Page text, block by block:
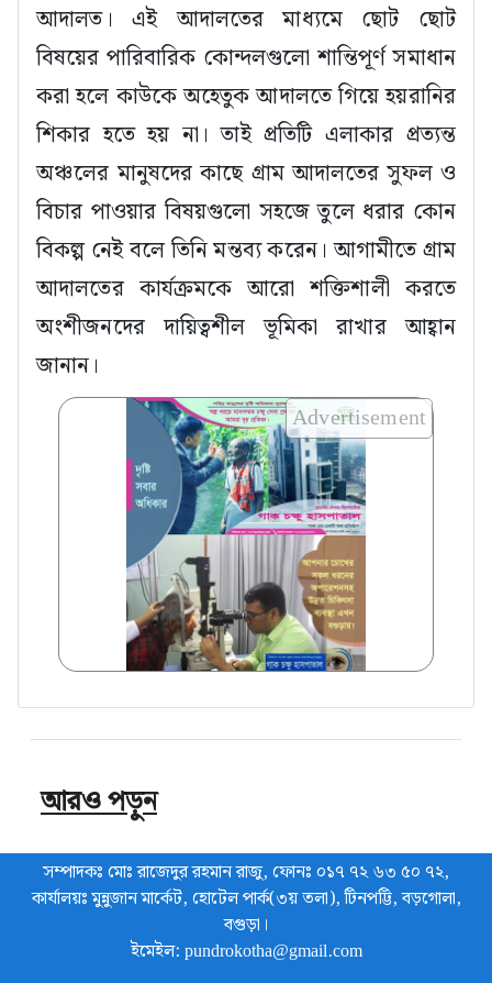
আদালত। এই আদালতের মাধ্যমে ছোট ছোট
বিষয়ের পারিবারিক কোন্দলগুলো শান্তিপূর্ণ সমাধান
করা হলে কাউকে অহেতুক আদালতে গিয়ে হয়রানির
শিকার হতে হয় না। তাই প্রতিটি এলাকার প্রত্যন্ত
অঞ্চলের মানুষদের কাছে গ্রাম আদালতের সুফল ও
বিচার পাওয়ার বিষয়গুলো সহজে তুলে ধরার কোন
বিকল্প নেই বলে তিনি মন্তব্য করেন। আগামীতে গ্রাম
আদালতের কার্যক্রমকে আরো শক্তিশালী করতে
অংশীজনদের দায়িত্বশীল ভূমিকা রাখার আহ্বান
জানান।
Advertisement
আরও পড়ুন
সম্পাদকঃ মোঃ রাজেদুর রহমান রাজু, ফোনঃ ০১৭ ৭২ ৬৩ ৫০ ৭২,
কার্যালয়ঃ মুন্নুজান মার্কেট, হোটেল পার্ক(৩য় তলা), টিনপট্টি, বড়গোলা,
বগুড়া।
ইমেইল: pundrokotha@gmail.com